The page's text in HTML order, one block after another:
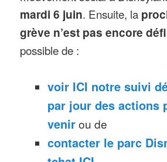
mardi 6 juin. Ensuite, la
grève n’est pas encore
possible de :
voir ICI notre suivi
par jour des actions
venirou de
contacter le parc